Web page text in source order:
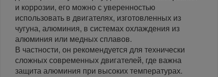
и коррозии, его можно с уверенностью
использовать в двигателях, изготовленных из
чугуна, алюминия, в системах охлаждения из
алюминия или медных сплавов.
В частности, он рекомендуется для технически
сложных современных двигателей, где важна
защита алюминия при высоких температурах.